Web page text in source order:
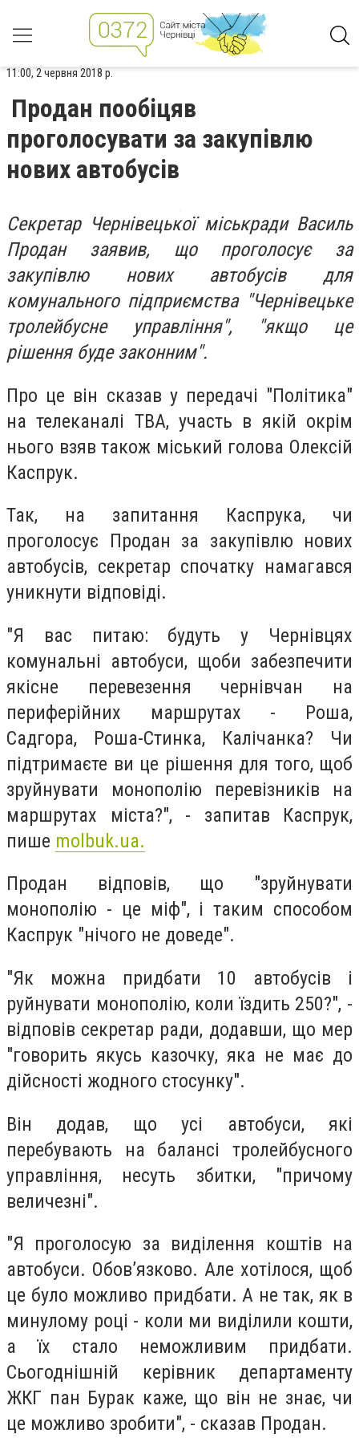
11:00, 2 червня 2018 р.
Продан пообіцяв
проголосувати за закупівлю
нових автобусів
Секретар Чернівецької міськради Василь
Продан заявив, що проголосує за
закупівлю нових автобусів для
комунального підприємства "Чернівецьке
тролейбусне управління", "якщо це
рішення буде законним".
Про це він сказав у передачі "Політика"
на телеканалі ТВА, участь в якій окрім
нього взяв також міський голова Олексій
Каспрук.
Так, на запитання Каспрука, чи
проголосує Продан за закупівлю нових
автобусів, секретар спочатку намагався
уникнути відповіді.
"Я вас питаю: будуть у Чернівцях
комунальні автобуси, щоби забезпечити
якісне перевезення чернівчан на
периферійних маршрутах - Роша,
Садгора, Роша-Стинка, Калічанка? Чи
підтримаєте ви це рішення для того, щоб
зруйнувати монополію перевізників на
маршрутах міста?", - запитав Каспрук,
пише molbuk.ua.
Продан відповів, що "зруйнувати
монополію - це міф", і таким способом
Каспрук "нічого не доведе".
"Як можна придбати 10 автобусів і
руйнувати монополію, коли їздить 250?", -
відповів секретар ради, додавши, що мер
"говорить якусь казочку, яка не має до
дійсності жодного стосунку".
Він додав, що усі автобуси, які
перебувають на балансі тролейбусного
управління, несуть збитки, "причому
величезні".
"Я проголосую за виділення коштів на
автобуси. Обов’язково. Але хотілося, щоб
це було можливо придбати. А не так, як в
минулому році - коли ми виділили кошти,
а їх стало неможливим придбати.
Сьогоднішній керівник департаменту
ЖКГ пан Бурак каже, що він не знає, чи
це можливо зробити", - сказав Продан.